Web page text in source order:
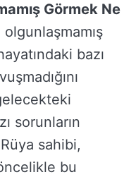
Görmek Ne
olgunlaşmamış
bazı
sorunların
sahibi,
bu